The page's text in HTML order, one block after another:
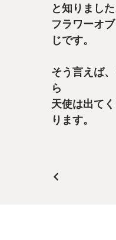
と知りました
フラワーオ
じです。
そう言えば
ら
天使は出て
ります。